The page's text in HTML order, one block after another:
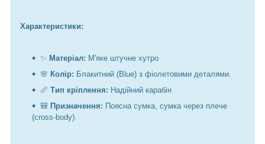
Характеристики:
✨ Матеріал: М'яке штучне хутро
🌸 Колір: Блакитний (Blue) з фіолетовими деталями.
📏 Тип кріплення: Надійний карабін
🎒 Призначення: Поясна сумка, сумка через плече
(cross-body).